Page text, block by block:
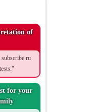
of
for your